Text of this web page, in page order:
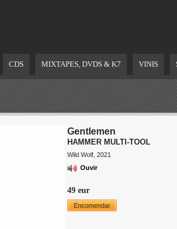
CDS MIXTAPES, DVDS & K7 VINIS
Gentlemen
HAMMER MULTI-TOOL
Wild Wolf, 2021
Ouvir
49 eur
Encomendar